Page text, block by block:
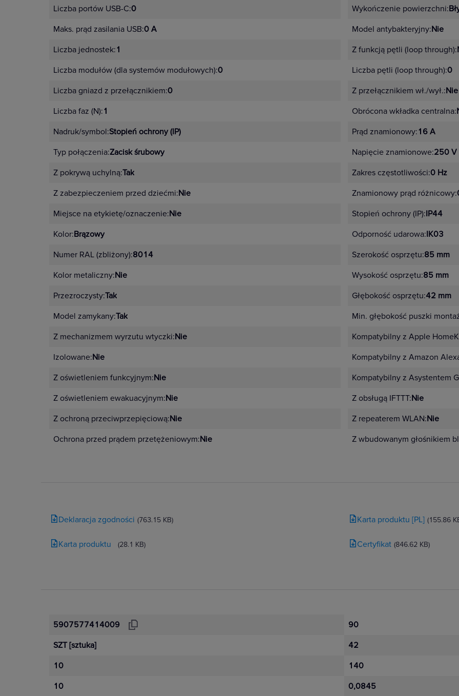
Liczba portów USB-C:0
Maks. prąd zasilania USB:0 A
Liczba jednostek:1
Liczba modułów (dla systemów modułowych):0
Liczba gniazd z przełącznikiem:0
Liczba faz (N):1
Nadruk/symbol:Stopień ochrony (IP)
Typ połączenia:Zacisk śrubowy
Z pokrywą uchylną:Tak
Z zabezpieczeniem przed dziećmi:Nie
Miejsce na etykietę/oznaczenie:Nie
Kolor:Brązowy
Numer RAL (zbliżony):8014
Kolor metaliczny:Nie
Przezroczysty:Tak
Model zamykany:Tak
Z mechanizmem wyrzutu wtyczki:Nie
Izolowane:Nie
Z oświetleniem funkcyjnym:Nie
Z oświetleniem ewakuacyjnym:Nie
Z ochroną przeciwprzepięciową:Nie
Ochrona przed prądem przetężeniowym:Nie
Wykończenie powierzchni:
Model antybakteryjny:Nie
Z funkcją pętli (loop through):
Liczba pętli (loop through):0
Z przełącznikiem wł./wył.:Nie
Obrócona wkładka centralna:
Prąd znamionowy:16 A
Napięcie znamionowe:250 V
Zakres częstotliwości:0 Hz
Znamionowy prąd różnicowy:
Stopień ochrony (IP):IP44
Odporność udarowa:IK03
Szerokość osprzętu:85 mm
Wysokość osprzętu:85 mm
Głębokość osprzętu:42 mm
Min. głębokość puszki
Kompatybilny z Apple
Kompatybilny z Amazon
Kompatybilny z Asystentem
Z obsługą IFTTT:Nie
Z repeaterem WLAN:Nie
Z wbudowanym głośnikiem
Deklaracja zgodności (763.15 KB)
Karta produktu (28.1 KB)
Karta produktu [PL] (155.86
Certyfikat (846.62 KB)
5907577414009
SZT [sztuka]
10
10
90
42
140
0,0845